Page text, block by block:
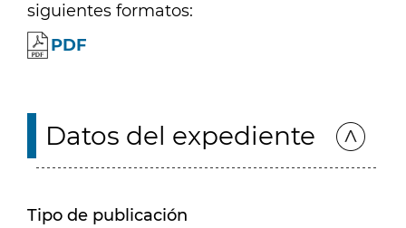
siguientes formatos:
PDF
Datos del expediente
Tipo de publicación